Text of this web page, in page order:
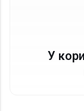
У